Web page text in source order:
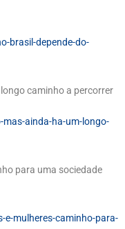
brasil-depende-do-
caminho a percorrer
ainda-ha-um-longo-
para uma sociedade
mulheres-caminho-para-